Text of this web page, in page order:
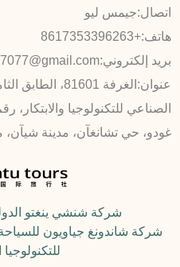
اتصال:جيمس ليو
هاتف:+8617353396263
بريد إلكتروني:
عنوان:
غودو، حي تشانغآن، مدينة
شركة شنشي ينغتو
شركة شاندونغ جياويون
للتكنولوجيا